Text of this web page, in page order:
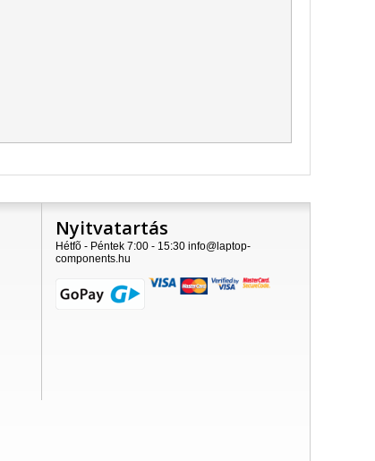
Nyitvatartás
Hétfõ - Péntek 7:00 - 15:30 info@laptop-
components.hu